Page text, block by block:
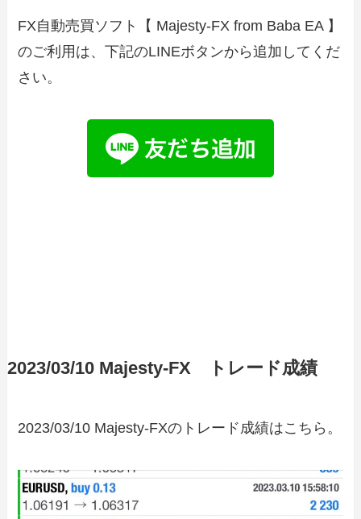
FX自動売買ソフト【 Majesty-FX from Baba EA 】
のご利用は、下記のLINEボタンから追加してくだ
さい。
2023/03/10 Majesty-FX トレード成績
2023/03/10 Majesty-FXのトレード成績はこちら。